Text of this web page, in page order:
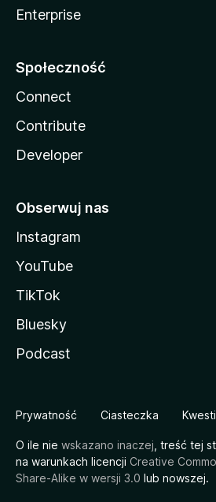
Enterprise
Społeczność
Connect
Contribute
Developer
Obserwuj nas
Instagram
YouTube
TikTok
Bluesky
Podcast
Prywatność Ciasteczka
O ile nie wskazano inaczej , treść tej
na warunkach licencji Creative
Share-Alike w wersji 3.0 lub nowszej.